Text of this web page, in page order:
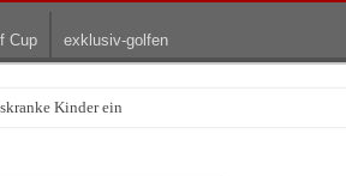
Cup exklusiv-golfen
Kinder ein